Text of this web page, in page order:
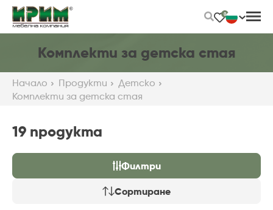
Skip
Main
0
Комплекти за детска стая
Начало Продукти
Детскo
Комплекти за детска стая
19 продуктa
Филтри
Сортиране